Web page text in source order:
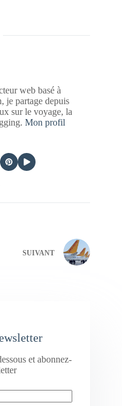
web basé à
je partage depuis
sur le voyage, la
Mon profil
SUIVANT
et abonnez-